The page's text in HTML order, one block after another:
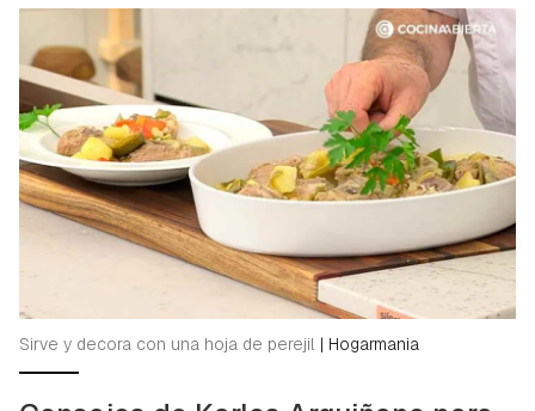
Sirve y decora con una hoja de perejil | Hogarmania